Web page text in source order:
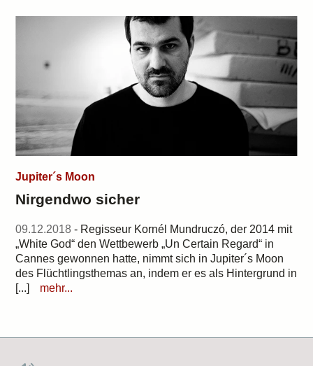
Jupiter´s Moon
Nirgendwo sicher
09.12.2018 - Regisseur Kornél Mundruczó, der 2014 mit
„White God“ den Wettbewerb „Un Certain Regard“ in
Cannes gewonnen hatte, nimmt sich in Jupiter´s Moon
des Flüchtlingsthemas an, indem er es als Hintergrund in
[...]
mehr...